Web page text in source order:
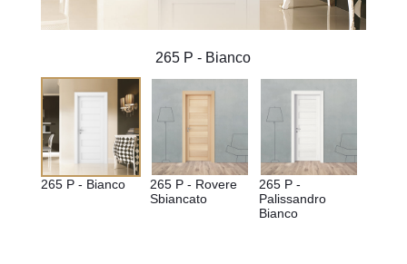
265 P - Bianco
265 P - Rovere
Sbiancato
265 P -
Palissandro
Bianco
265 P - Bianco